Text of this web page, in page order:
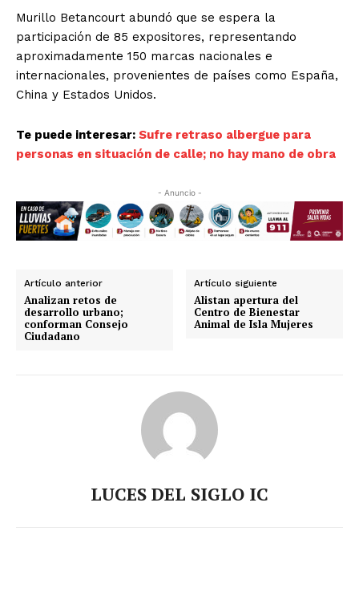
Murillo Betancourt abundó que se espera la
participación de 85 expositores, representando
aproximadamente 150 marcas nacionales e
internacionales, provenientes de países como España,
China y Estados Unidos.
Te puede interesar: Sufre retraso albergue para
personas en situación de calle; no hay mano de obra
- Anuncio -
Artículo anterior
Analizan retos de
desarrollo urbano;
conforman Consejo
Ciudadano
Artículo siguiente
Alistan apertura del
Centro de Bienestar
Animal de Isla Mujeres
LUCES DEL SIGLO IC